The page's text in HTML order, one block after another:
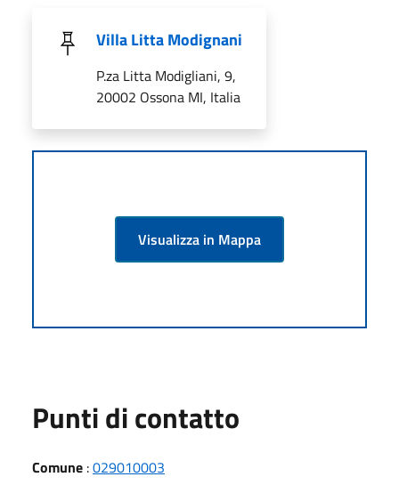
Villa Litta Modignani
P.za Litta Modigliani, 9,
20002 Ossona MI, Italia
Visualizza in Mappa
Punti di contatto
Comune :029010003